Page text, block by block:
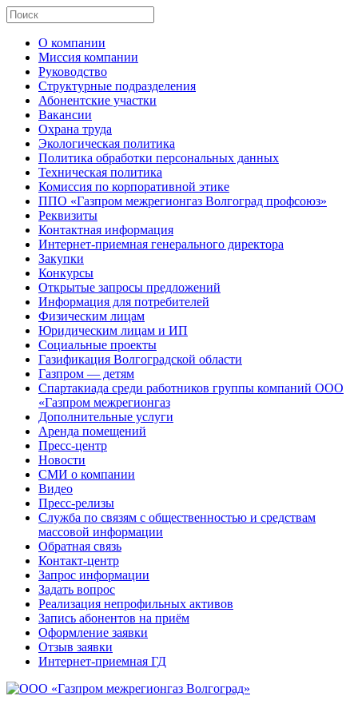
О компании
Миссия компании
Руководство
Структурные подразделения
Абонентские участки
Вакансии
Охрана труда
Экологическая политика
Политика обработки персональных данных
Техническая политика
Комиссия по корпоративной этике
ППО «Газпром межрегионгаз Волгоград профсоюз»
Реквизиты
Контактная информация
Интернет-приемная генерального директора
Закупки
Конкурсы
Открытые запросы предложений
Информация для потребителей
Физическим лицам
Юридическим лицам и ИП
Социальные проекты
Газификация Волгоградской области
Газпром — детям
Спартакиада среди работников группы компаний ООО
«Газпром межрегионгаз
Дополнительные услуги
Аренда помещений
Пресс-центр
Новости
СМИ о компании
Видео
Пресс-релизы
Служба по связям с общественностью и средствам
массовой информации
Обратная связь
Контакт-центр
Запрос информации
Задать вопрос
Реализация непрофильных активов
Запись абонентов на приём
Оформление заявки
Отзыв заявки
Интернет-приемная ГД